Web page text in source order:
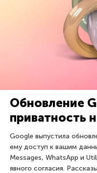
Обновление
приватность
Google выпустила
ему доступ к вашим
Messages, WhatsApp и
явного согласия.